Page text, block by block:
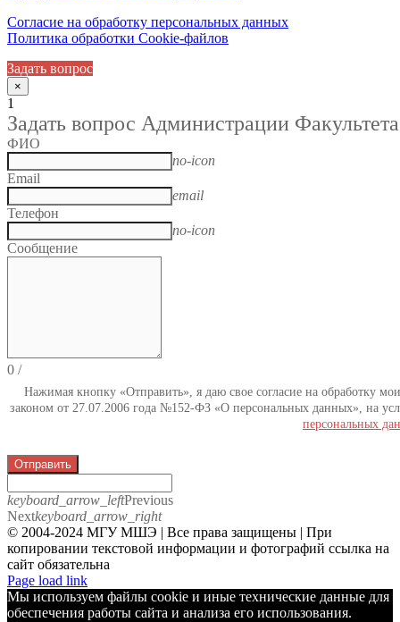
Согласие на обработку персональных данных
Политика обработки Cookie-файлов
Задать вопрос
×
1
Задать вопрос Администрации Факультета
ФИО
no-icon
Email
email
Телефон
no-icon
Сообщение
0 /
Нажимая кнопку «Отправить», я даю свое согласие на обработку
законом от 27.07.2006 года №152-ФЗ «О персональных данных», на
персональных
Отправить
keyboard_arrow_leftPrevious
Nextkeyboard_arrow_right
© 2004-2024 МГУ МШЭ | Все права защищены | При
копировании текстовой информации и фотографий ссылка на
сайт обязательна
Telegram
Page load link
Мы используем файлы cookie и иные технические данные для
обеспечения работы сайта и анализа его использования.